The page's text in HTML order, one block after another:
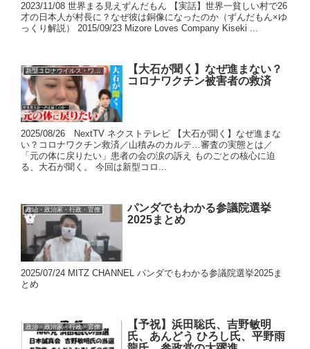
2023/11/08 世界まる見えずんだもん 【実話】世界一貧しい村で26
才の日本人が村長に？なぜ彼は銅像になったのか（ずんだもん×ゆ
っくり解説） 2015/09/23 Mizore Loves Company Kiseki ...
新型コロナウイルス・ワクチン
【大石が聞く】なぜ進まない？
コロナワクチン被害者の救済
2025/08/26 NextTV ネクストテレビ 【大石が聞く】なぜ進まな
い？コロナワクチン救済／山積みのカルテ…審査の実態とは／
「元の体に戻りたい」患者の会の涙の訴え ものごとの核心に迫
る、大石が聞く。 今回は新型コロ...
政治・政治家・行政・官僚
パンダでもわかる参議院選挙
2025まとめ
2025/07/24 MITZ CHANNEL パンダでもわかる参議院選挙2025ま
とめ
政治・政治家・行政・官僚
【予祝】浜田聡氏、吉野敏明
氏、あんどう ひろし氏、平野雨